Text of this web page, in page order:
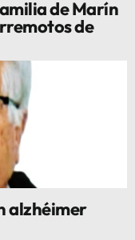
de Marín
de
alzhéimer